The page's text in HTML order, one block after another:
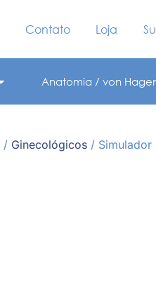
Contato Loja
Anatomia / von
/ Ginecológicos /